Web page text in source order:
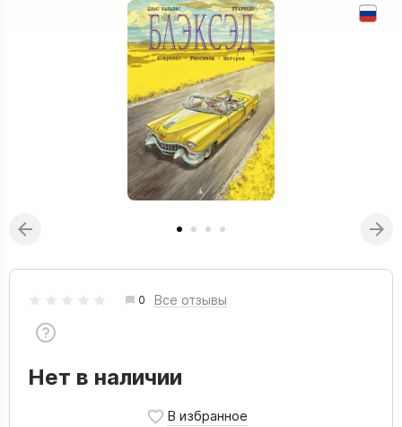
0 Все отзывы
Нет в наличии